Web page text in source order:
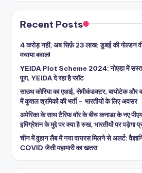
Recent Posts
4 करोड़ नहीं, अब सिर्फ़ 23 लाख: डुबई की गोल्डन
मचाया बवाल!
YEIDA Plot Scheme 2024: नोएडा में सस्ता
पूरा, YEIDA दे रहा है प्लॉट
साउथ कोरिया का एआई, सेमीकंडक्टर, बायोटेक और
में कुशल श्रमिकों की भर्ती – भारतीयों के लिए अवसर
अमेरिका के साथ टैरिफ वॉर के बीच कनाडा के नए पीएम
इमिग्रेशन के मुद्दे पर क्या है रुख, भारतीयों पर पड़ेगा
चीन में वुहान लैब में नया वायरस मिलने से अलर्ट:
COVID जैसी महामारी का खतरा